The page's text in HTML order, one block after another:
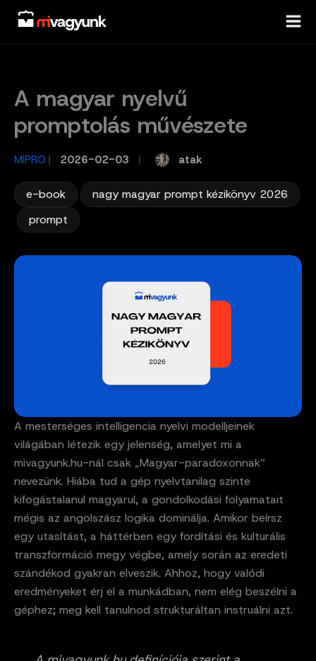
Skip
content
A magyar nyelvű
promptolás művészete
MIPRO / 2026-02-03 atak
e-book
nagy magyar prompt kézikönyv 2026
prompt
A mesterséges intelligencia nyelvi modelljeinek
világában létezik egy jelenség, amelyet mi a
mivagyunk.hu-nál csak „Magyar-paradoxonnak”
nevezünk. Hiába tud a gép nyelvtanilag szinte
kifogástalanul magyarul, a gondolkodási folyamatait
mégis az angolszász logika dominálja. Amikor beírsz
egy utasítást, a háttérben egy fordítási és kulturális
transzformáció megy végbe, amely során az eredeti
szándékod gyakran elveszik. Ahhoz, hogy valódi
eredményeket érj el a munkádban, nem elég beszélni a
géphez; meg kell tanulnod strukturáltan instruálni azt.